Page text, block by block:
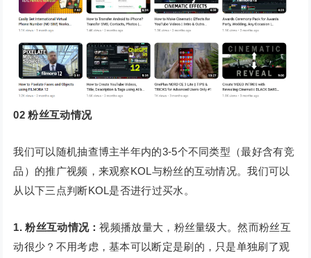
02 粉丝互动情况
我们可以随机抽查博主半年内的3-5个不同类型（最好含有竞
品）的推广视频，来观察KOL与粉丝的互动情况。我们可以
从以下三点判断KOL是否进行过买水。
1. 粉丝互动情况：视频播放量大，粉丝量级大。然而粉丝互
动很少？不用考虑，基本可以断定是刷的，只是单独刷了观